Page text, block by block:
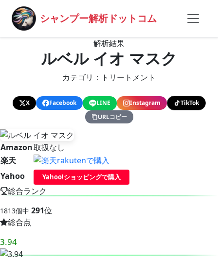
シャンプー解析ドットコム
解析結果
ルベル イオ マスク
カテゴリ：トリートメント
X Facebook LINE Instagram
TikTok
URLコピー
Amazon取扱なし
楽天
Yahoo
Yahoo!ショッピングで購入
総合ランク
1813個中 291位
総合点
3.94